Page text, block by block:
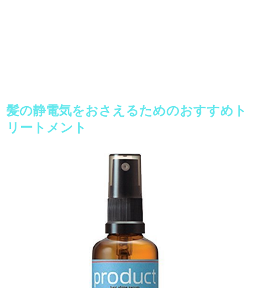
髪の静電気をおさえるためのおすすめト
リートメント